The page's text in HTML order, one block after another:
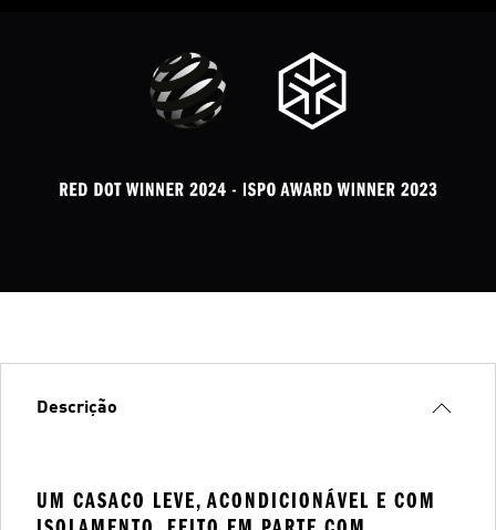
Descrição
UM CASACO LEVE, ACONDICIONÁVEL E COM